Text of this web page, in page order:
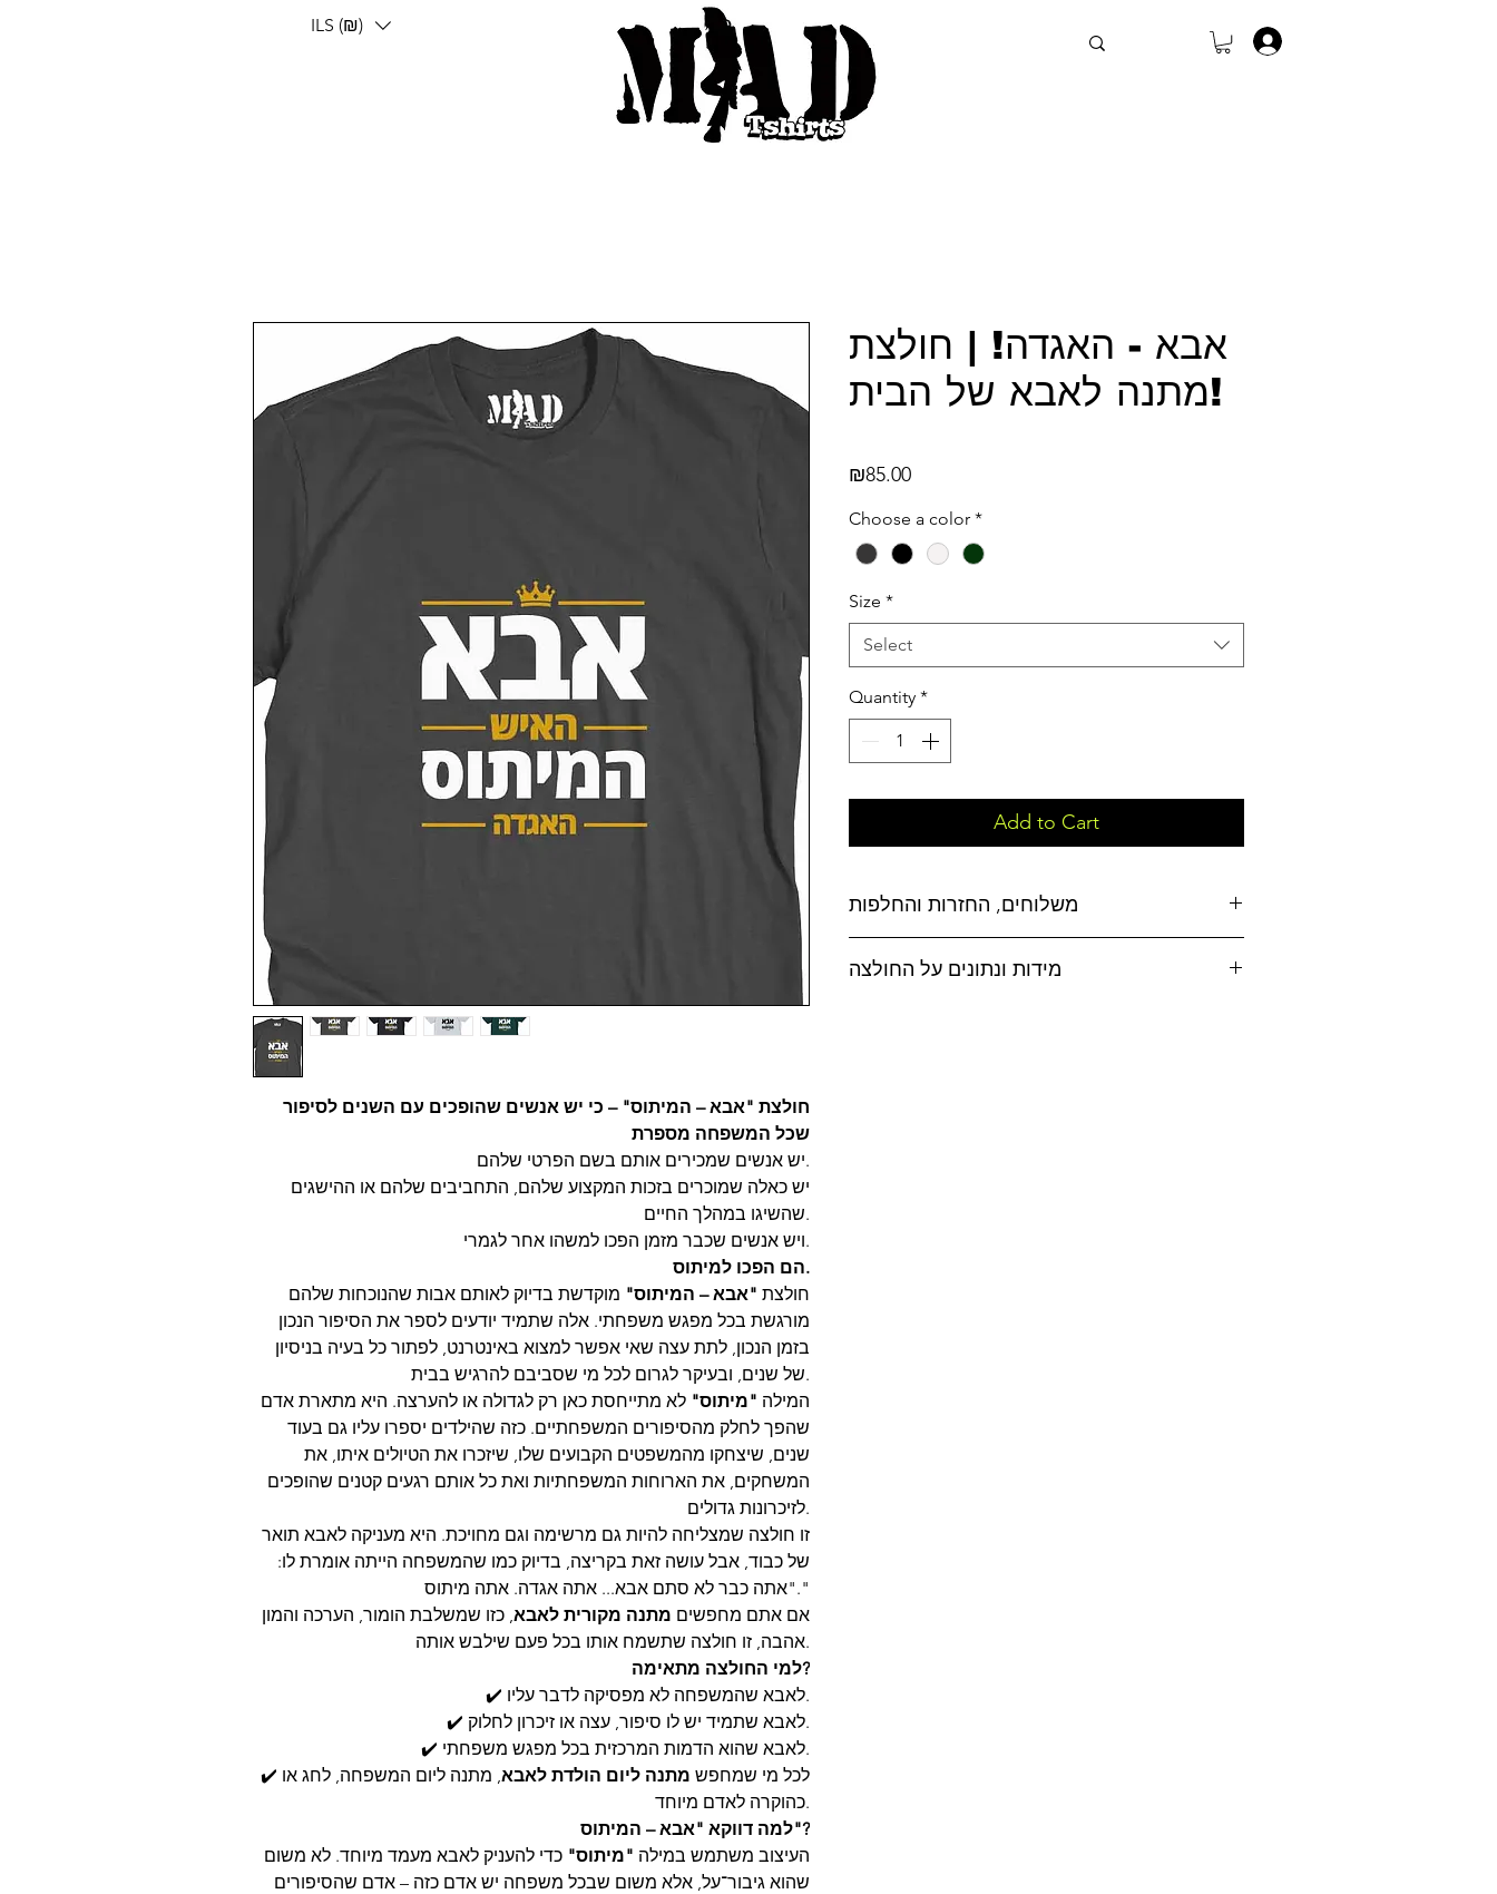
ILS (₪)
חולצת "אבא – המיתוס" – כי יש אנשים שהופכים עם השנים לסיפור
שכל המשפחה מספרת
יש אנשים שמכירים אותם בשם הפרטי שלהם.
יש כאלה שמוכרים בזכות המקצוע שלהם, התחביבים שלהם או ההישגים
שהשיגו במהלך החיים.
ויש אנשים שכבר מזמן הפכו למשהו אחר לגמרי.
הם הפכו למיתוס.
חולצת "אבא – המיתוס" מוקדשת בדיוק לאותם אבות שהנוכחות שלהם
מורגשת בכל מפגש משפחתי. אלה שתמיד יודעים לספר את הסיפור הנכון
בזמן הנכון, לתת עצה שאי אפשר למצוא באינטרנט, לפתור כל בעיה בניסיון
של שנים, ובעיקר לגרום לכל מי שסביבם להרגיש בבית.
המילה "מיתוס" לא מתייחסת כאן רק לגדולה או להערצה. היא מתארת אדם
שהפך לחלק מהסיפורים המשפחתיים. כזה שהילדים יספרו עליו גם בעוד
שנים, שיצחקו מהמשפטים הקבועים שלו, שיזכרו את הטיולים איתו, את
המשחקים, את הארוחות המשפחתיות ואת כל אותם רגעים קטנים שהופכים
לזיכרונות גדולים.
זו חולצה שמצליחה להיות גם מרשימה וגם מחויכת. היא מעניקה לאבא תואר
של כבוד, אבל עושה זאת בקריצה, בדיוק כמו שהמשפחה הייתה אומרת לו:
"אתה כבר לא סתם אבא... אתה אגדה. אתה מיתוס."
אם אתם מחפשים מתנה מקורית לאבא, כזו שמשלבת הומור, הערכה והמון
אהבה, זו חולצה שתשמח אותו בכל פעם שילבש אותה.
למי החולצה מתאימה?
✔️ לאבא שהמשפחה לא מפסיקה לדבר עליו.
✔️ לאבא שתמיד יש לו סיפור, עצה או זיכרון לחלוק.
✔️ לאבא שהוא הדמות המרכזית בכל מפגש משפחתי.
✔️ לכל מי שמחפש מתנה ליום הולדת לאבא, מתנה ליום המשפחה, לחג או
כהוקרה לאדם מיוחד.
למה דווקא "אבא – המיתוס"?
העיצוב משתמש במילה "מיתוס" כדי להעניק לאבא מעמד מיוחד. לא משום
שהוא גיבור־על, אלא משום שבכל משפחה יש אדם כזה – אדם שהסיפורים
אבא - האגדה! | חולצת
מתנה לאבא של הבית!
₪85.00Price
Choose a color *
Size *
Select
Quantity *
Add to Cart
משלוחים, החזרות והחלפות
מידות ונתונים על החולצה